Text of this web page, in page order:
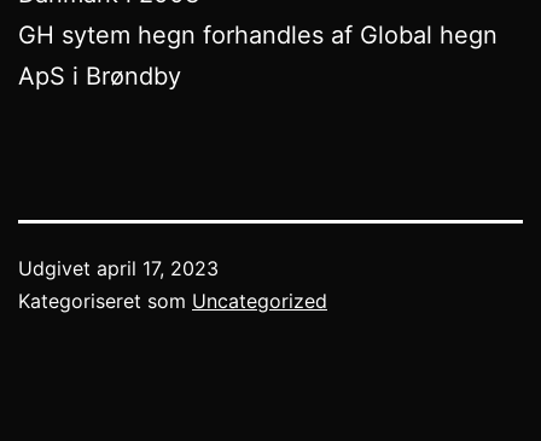
GH sytem hegn forhandles af Global hegn
ApS i Brøndby
Udgivet april 17, 2023
Kategoriseret som Uncategorized